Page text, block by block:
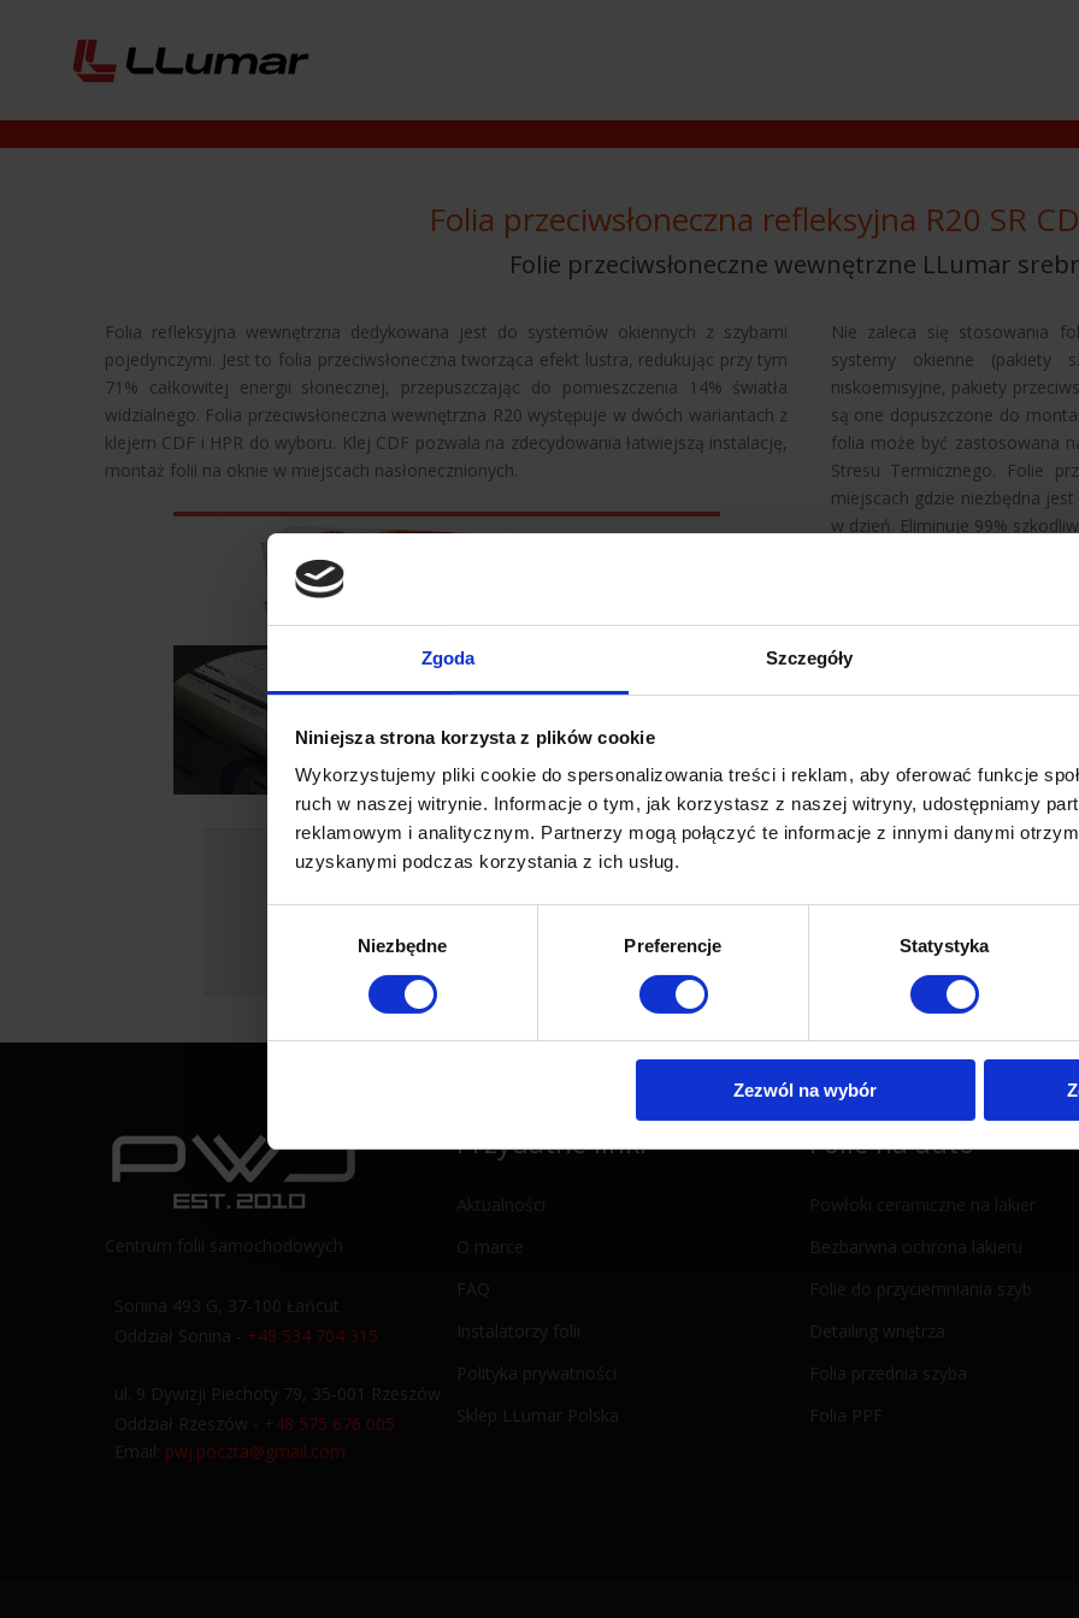
Zgoda Szczegóły
Niniejsza strona korzysta z plików cookie
Wykorzystujemy pliki cookie do spersonalizowania treści i reklam, aby oferować funkcje
ruch w naszej witrynie. Informacje o tym, jak korzystasz z naszej witryny, udostępniamy
reklamowym i analitycznym. Partnerzy mogą połączyć te informacje z innymi danymi
uzyskanymi podczas korzystania z ich usług.
Niezbędne Preferencje Statystyka
Zezwól na wybór
Folia przeciwsłoneczna refleksyjna R20 SR
Folie przeciwsłoneczne wewnętrzne LLumar
Folia refleksyjna wewnętrzna dedykowana jest do systemów okiennych z szybami
pojedynczymi. Jest to folia przeciwsłoneczna tworząca efekt lustra, redukując przy tym
71% całkowitej energii słonecznej, przepuszczając do pomieszczenia 14% światła
widzialnego. Folia przeciwsłoneczna wewnętrzna R20 występuje w dwóch wariantach z
klejem CDF i HPR do wyboru. Klej CDF pozwala na zdecydowania łatwiejszą instalację,
montaż folii na oknie w miejscach nasłonecznionych.
Nie zaleca się stosowania
systemy okienne (pakiety
niskoemisyjne, pakiety
są one dopuszczone do
folia może być zastosowana
Stresu Termicznego. Folie
miejscach gdzie niezbędna
w dzień. Eliminuje 99%
Folia
Dowiedz się więcej na temat firmy LLumar, jednego z największych producentów wysokiej
Centrum folii samochodowych
Sonina 493 G, 37-100 Łańcut
Oddział Sonina - +48 534 704 315
ul. 9 Dywizji Piechoty 79, 35-001 Rzeszów
Oddział Rzeszów - +48 575 676 005
Email: pwj.poczta@gmail.com
Przydatne linki
O marce
FAQ
Instalatorzy folii
Polityka prywatności
Sklep LLumar Polska
Folie na auto
Bezbarwna ochrona lakieru
Folie do przyciemniania szyb
Detailing wnętrza
Folia przednia szyba
Folia PPF